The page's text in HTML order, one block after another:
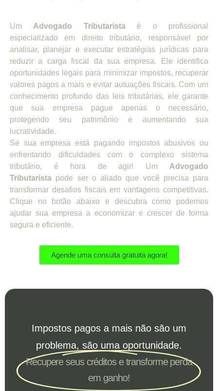
Um Advogado Tributaristaé o profissional
especializado em direito tributário, responsável por
analisar, planejar e executar estratégias jurídicas para
reduzir a carga fiscal da sua empresa. Ele identifica
oportunidades legais para minimizar impostos, recuperar
valores pagos a mais e evitar autuações fiscais. Com um
conhecimento profundo das leis tributárias, ele garante
que sua empresa pague apenas o necessário,
protegendo seu patrimônio e aumentando sua
lucratividade.
Se sua empresa está pagando impostos abusivos ou
enfrentando dificuldades com o complexo sistema
tributário, é hora de agir! Um Advogado
Tributarista pode ser o aliado que você precisa para
transformar desafios fiscais em vantagens competitivas.
Clique no botão abaixo e descubra como podemos
ajudar sua empresa a economizar e crescer de forma
segura e eficiente.
Agende uma consulta gratuita agora!
Impostos pagos a mais não são um
problema, são uma oportunidade.
Recupere seus créditos e transforme perda
em ganho!